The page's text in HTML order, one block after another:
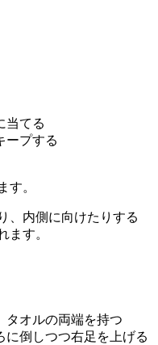
当てる
ープする
す。
、内側に向けたりする
ます。
タオルの両端を持つ
に倒しつつ右足を上げる